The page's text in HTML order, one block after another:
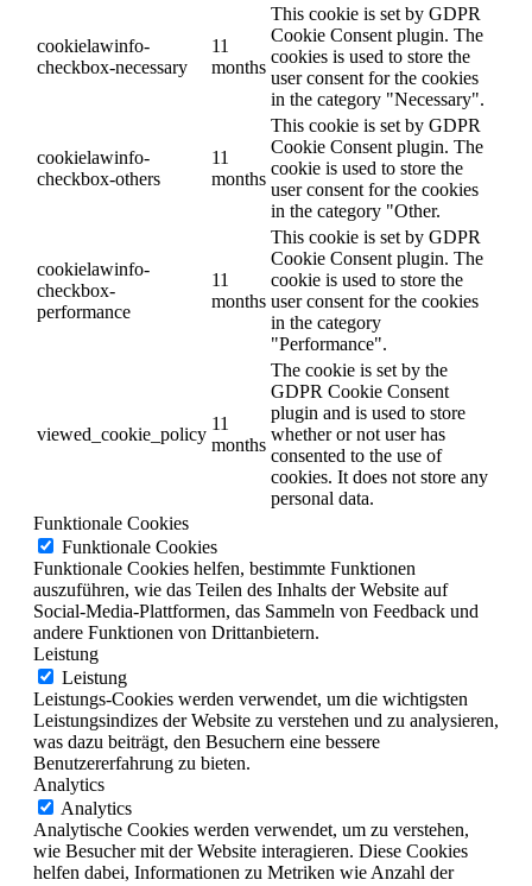
cookielawinfo-
checkbox-necessary
11
months
This cookie is set by GDPR
Cookie Consent plugin. The
cookies is used to store the
user consent for the cookies
in the category "Necessary".
cookielawinfo-
checkbox-others
11
months
This cookie is set by GDPR
Cookie Consent plugin. The
cookie is used to store the
user consent for the cookies
in the category "Other.
cookielawinfo-
checkbox-
performance
11
months
This cookie is set by GDPR
Cookie Consent plugin. The
cookie is used to store the
user consent for the cookies
in the category
"Performance".
viewed_cookie_policy
11
months
The cookie is set by the
GDPR Cookie Consent
plugin and is used to store
whether or not user has
consented to the use of
cookies. It does not store any
personal data.
Funktionale Cookies
Funktionale Cookies
Funktionale Cookies helfen, bestimmte Funktionen
auszuführen, wie das Teilen des Inhalts der Website auf
Social-Media-Plattformen, das Sammeln von Feedback und
andere Funktionen von Drittanbietern.
Leistung
Leistung
Leistungs-Cookies werden verwendet, um die wichtigsten
Leistungsindizes der Website zu verstehen und zu analysieren,
was dazu beiträgt, den Besuchern eine bessere
Benutzererfahrung zu bieten.
Analytics
Analytics
Analytische Cookies werden verwendet, um zu verstehen,
wie Besucher mit der Website interagieren. Diese Cookies
helfen dabei, Informationen zu Metriken wie Anzahl der